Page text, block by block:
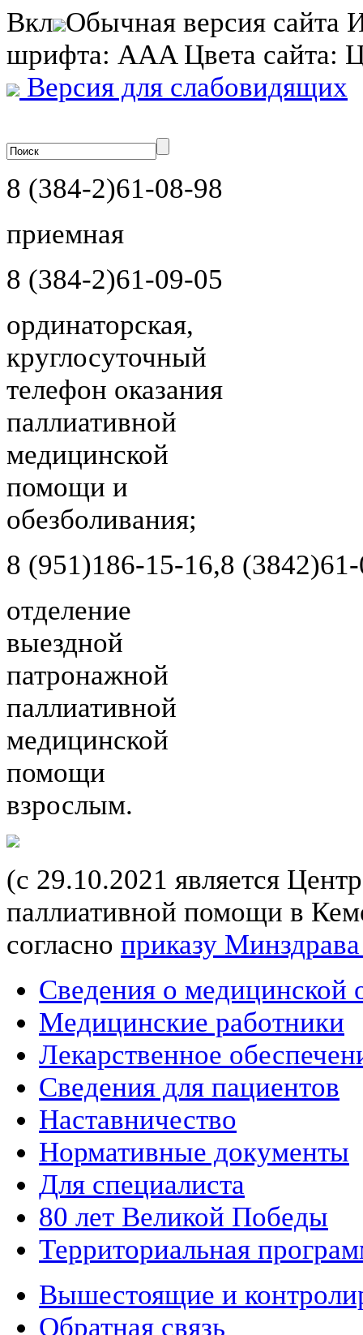
Вкл Обычная версия сайта
шрифта: AAAЦвета сайта:
Версия для слабовидящих
8 (384-2)61-08-98
приемная
8 (384-2)61-09-05
ординаторская,
круглосуточный
телефон оказания
паллиативной
медицинской
помощи и
обезболивания;
8 (951)186-15-16,8 (3842)
отделение
выездной
патронажной
паллиативной
медицинской
помощи
взрослым.
(с 29.10.2021 является
паллиативной помощи в
согласно приказу
Сведения о медицинской
Медицинские работники
Лекарственное
Сведения для пациентов
Наставничество
Нормативные документы
Для специалиста
80 лет Великой Победы
Территориальная
Вышестоящие и
Обратная связь